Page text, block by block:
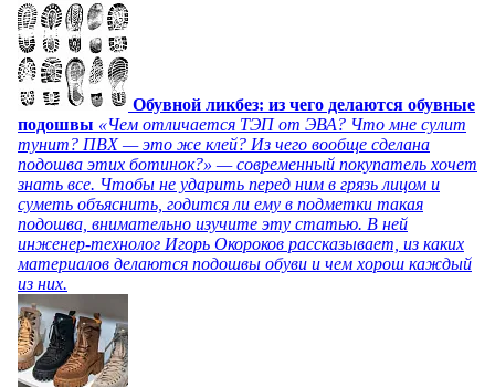
Обувной ликбез: из чего делаются обувные
подошвы «Чем отличается ТЭП от ЭВА? Что мне сулит
тунит? ПВХ — это же клей? Из чего вообще сделана
подошва этих ботинок?» — современный покупатель хочет
знать все. Чтобы не ударить перед ним в грязь лицом и
суметь объяснить, годится ли ему в подметки такая
подошва, внимательно изучите эту статью. В ней
инженер-технолог Игорь Окороков рассказывает, из каких
материалов делаются подошвы обуви и чем хорош каждый
из них.